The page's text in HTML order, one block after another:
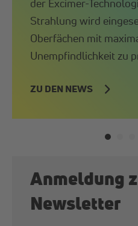
der Excimer-
Strahlung wird
Oberfächen mit
Unempfindlichkeit zu
ZU DEN NEWS
Anmeldung
Newsletter